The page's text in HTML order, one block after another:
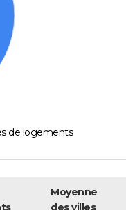
de logements
Moyenne
des villes